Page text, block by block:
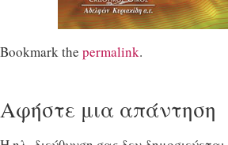
Bookmark the permalink.
Αφήστε μια απάντηση